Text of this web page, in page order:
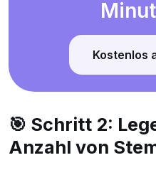
Kostenlos
🎯 Schritt 2:
Anzahl von